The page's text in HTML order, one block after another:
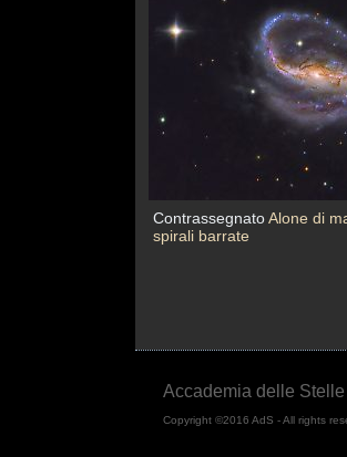
ContrassegnatoAlone di
spirali barrate
Accademia delle Stelle
Copyright ©2016 AdS - All rights